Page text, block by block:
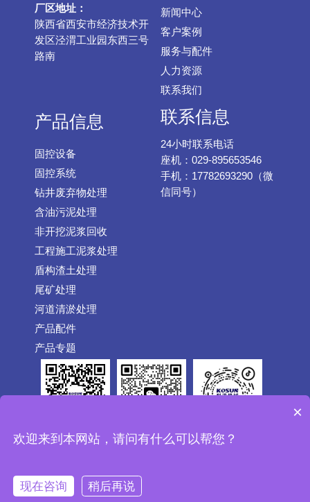
厂区地址：
陕西省西安市经济技术开
发区泾渭工业园东西三号
路南
新闻中心
客户案例
服务与配件
人力资源
联系我们
产品信息
固控设备
固控系统
钻井废弃物处理
含油污泥处理
非开挖泥浆回收
工程施工泥浆处理
盾构渣土处理
尾矿处理
河道清淤处理
产品配件
产品专题
联系信息
24小时联系电话
座机：029-895653546
手机：17782693290（微
信同号）
公众号 微信 抖音
Reserved 西安科迅机械制造有限公司 版权所有 |
×
欢迎来到本网站，请问有什么可以帮您？
现在咨询 稍后再说